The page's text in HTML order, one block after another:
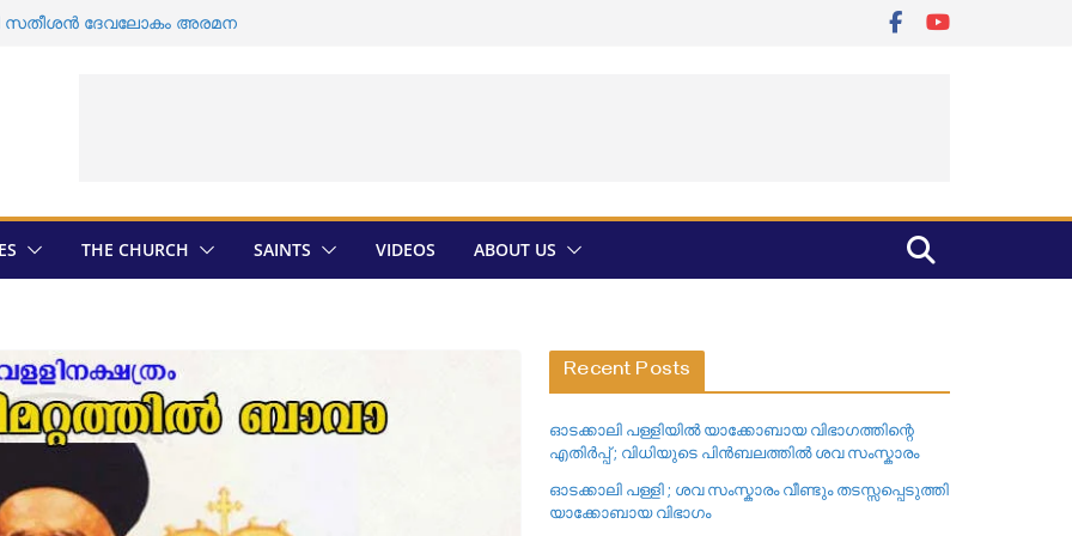
സതീശൻ ദേവലോകം അരമന
ശവ സംസ്കാരം
സംസ്കാരം വീണ്ടും തടസ്സപ്പെടുത്തി
തിരഞ്ഞെടുപ്പ് ; സ്ഥാനാർത്ഥികളെ
തിരെഞ്ഞെടുപ്പ് ; അന്തിമ
THE CHURCH SAINTS VIDEOS ABOUT US
Recent Posts
ഓടക്കാലി പള്ളിയിൽ യാക്കോബായ വിഭാഗത്തിന്റെ
എതിർപ്പ് ; വിധിയുടെ പിൻബലത്തിൽ ശവ സംസ്കാരം
ഓടക്കാലി പള്ളി ; ശവ സംസ്കാരം വീണ്ടും തടസ്സപ്പെടുത്തി
യാക്കോബായ വിഭാഗം